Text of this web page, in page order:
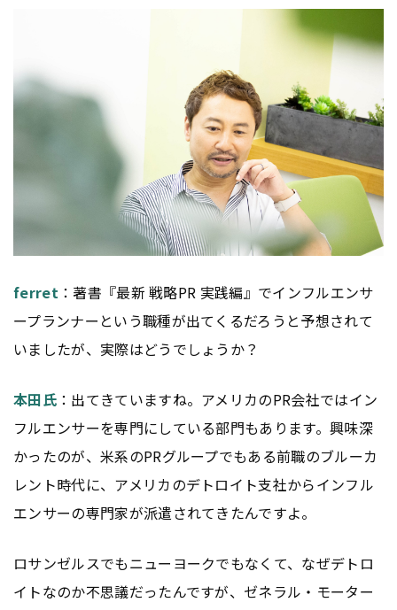
ferret：著書『最新 戦略PR 実践編』でインフルエンサ
ープランナーという職種が出てくるだろうと予想されて
いましたが、実際はどうでしょうか？
本田氏：出てきていますね。アメリカのPR会社ではイン
フルエンサーを専門にしている部門もあります。興味深
かったのが、米系のPRグループでもある前職のブルーカ
レント時代に、アメリカのデトロイト支社からインフル
エンサーの専門家が派遣されてきたんですよ。
ロサンゼルスでもニューヨークでもなくて、なぜデトロ
イトなのか不思議だったんですが、ゼネラル・モーター